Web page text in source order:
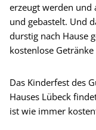
erzeugt werden und
und gebastelt. Und
durstig nach Hause
kostenlose
Das Kinderfest des
Hauses Lübeck
ist wie immer